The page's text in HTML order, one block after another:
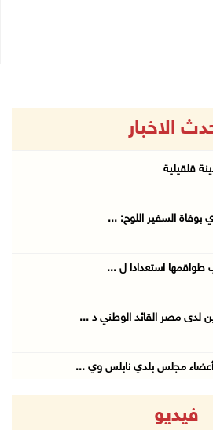
الاخبار
قلقيلية
بوفاة السفير اللوح: ...
طواقمها استعدادا ل ...
لدى مصر القائد الوطني د ...
مجلس بلدي نابلس وي ...
حجر الأساس لمستعمرة ...
فيديو